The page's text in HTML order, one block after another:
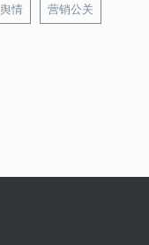
舆情 营销公关